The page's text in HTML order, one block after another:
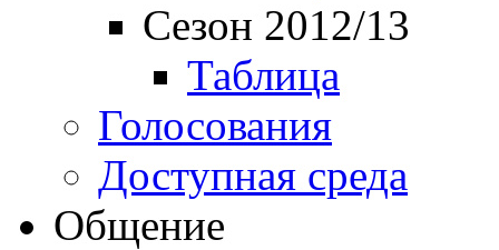
Сезон 2012/13
Таблица
Голосования
Доступная среда
Общение